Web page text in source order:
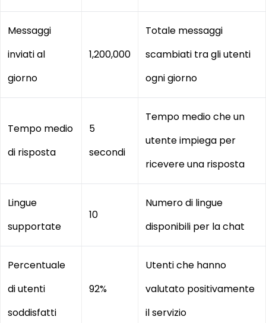
Messaggi
inviati al
giorno
1,200,000
Totale messaggi
scambiati tra gli utenti
ogni giorno
Tempo medio
di risposta
5
secondi
Tempo medio che un
utente impiega per
ricevere una risposta
Lingue
supportate
10
Numero di lingue
disponibili per la chat
Percentuale
di utenti
soddisfatti
92%
Utenti che hanno
valutato positivamente
il servizio